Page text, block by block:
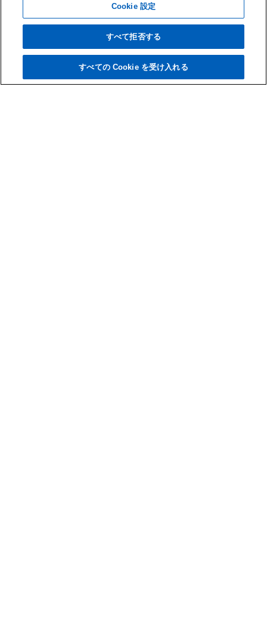
Cookie 設定
すべて拒否する
すべての Cookie を受け入れる